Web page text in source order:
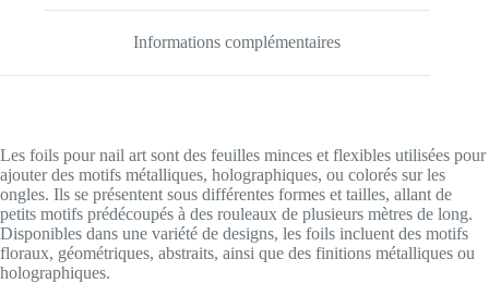
Informations complémentaires
Les foils pour nail art sont des feuilles minces et flexibles utilisées pour
ajouter des motifs métalliques, holographiques, ou colorés sur les
ongles. Ils se présentent sous différentes formes et tailles, allant de
petits motifs prédécoupés à des rouleaux de plusieurs mètres de long.
Disponibles dans une variété de designs, les foils incluent des motifs
floraux, géométriques, abstraits, ainsi que des finitions métalliques ou
holographiques.